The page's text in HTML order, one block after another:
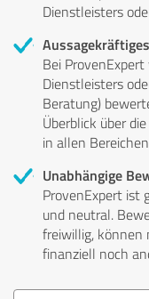
Dienstleisters
Bei
Dienstleisters
Beratung)
Überblick über
in allen
Unabhängige
ProvenExpert ist
und neutral.
freiwillig, können
finanziell noch